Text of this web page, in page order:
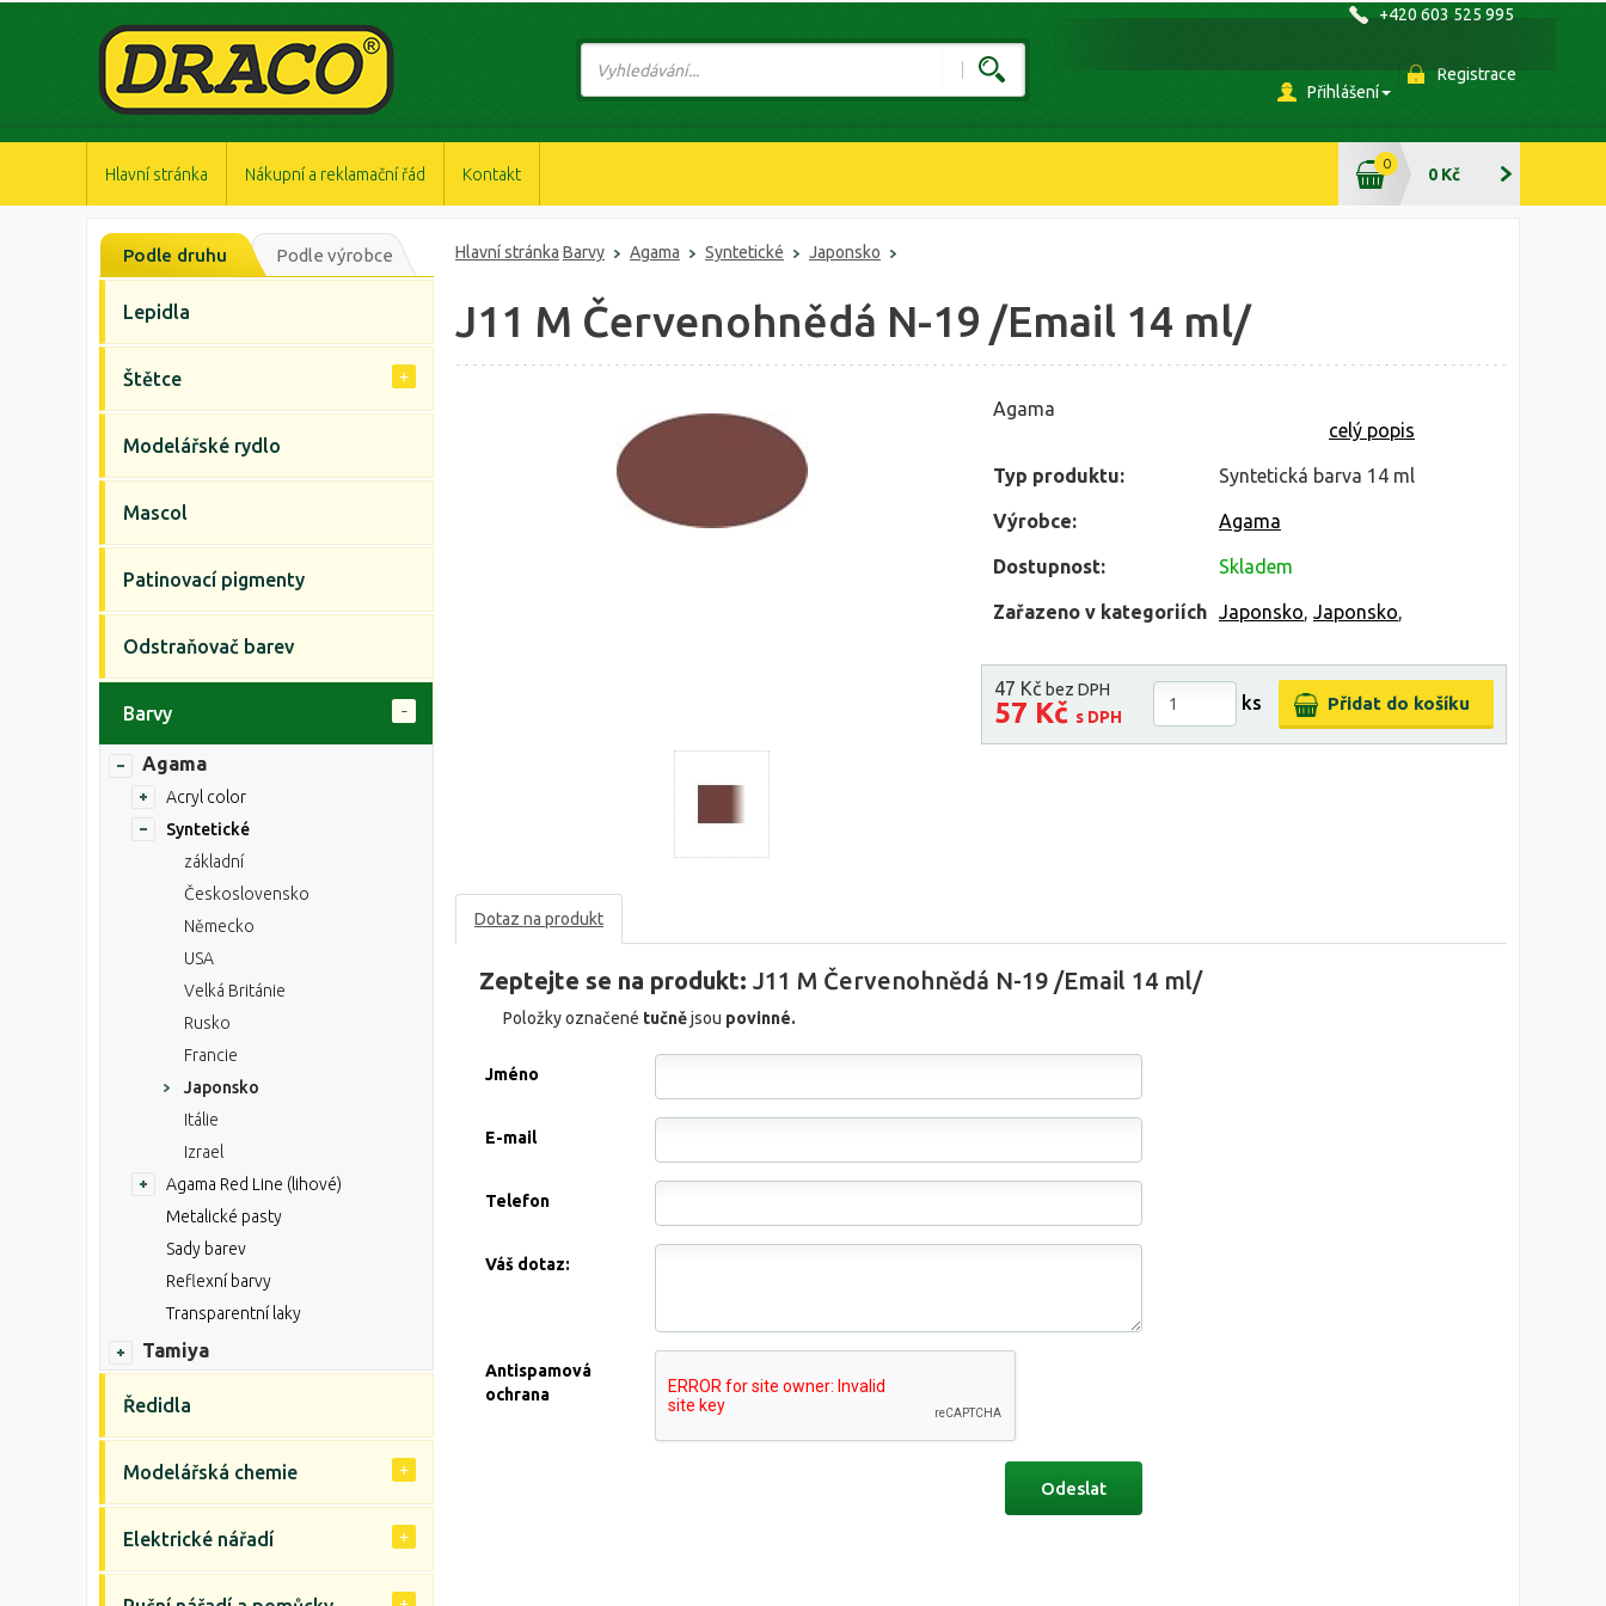
+420 603 525 995
Přihlášení
Registrace
Hlavní stránka Nákupní a reklamační řád Kontakt
0
0 Kč
Hlavní stránka Barvy Agama Syntetické Japonsko
J11 M Červenohnědá N-19 /Email 14 ml/
Agama
celý popis
Typ produktu: Syntetická barva 14 ml
Výrobce: Agama
Dostupnost: Skladem
Zařazeno v kategoriích Japonsko, Japonsko,
47 Kč bez DPH
57 Kč s DPH
ks
Dotaz na produkt
Zeptejte se na produkt: J11 M Červenohnědá N-19 /Email 14 ml/
Položky označené tučnějsou povinné.
Jméno
E-mail
Telefon
Váš dotaz:
Antispamová
ochrana
Podle druhu Podle výrobce
Lepidla
Štětce
Modelářské rydlo
Mascol
Patinovací pigmenty
Odstraňovač barev
Barvy
Agama
Acryl color
Syntetické
základní
Československo
Německo
USA
Velká Británie
Rusko
Francie
Japonsko
Itálie
Izrael
Agama Red Line (lihové)
Metalické pasty
Sady barev
Reflexní barvy
Transparentní laky
Tamiya
Ředidla
Modelářská chemie
Elektrické nářadí